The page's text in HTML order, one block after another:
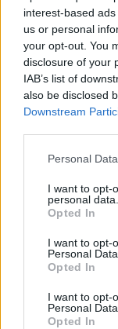
interest-based
us or personal
your opt-out. You
disclosure of your
IAB’s list of
also be disclosed
Downstream
Please note that
not limited to your
grant or deny
use your data for
consent section.
Personal
I want to opt-
personal data.
Opted In
I want to opt-
Personal Data.
Opted In
I want to opt-
Personal
Opted In